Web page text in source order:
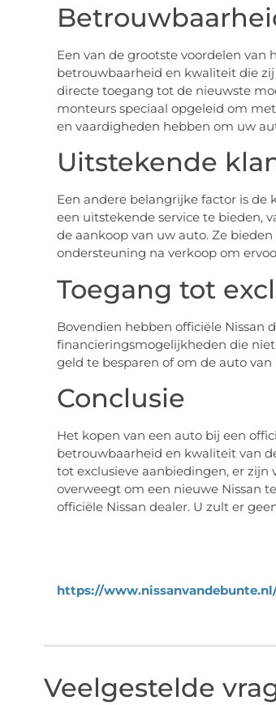
Een van de grootste voordelen van
betrouwbaarheid en kwaliteit die zij
directe toegang tot de nieuwste
monteurs speciaal opgeleid om
en vaardigheden hebben om uw
Uitstekende
Een andere belangrijke factor is de
een uitstekende service te bieden,
de aankoop van uw auto. Ze
ondersteuning na verkoop om
Toegang tot
Bovendien hebben officiële Nissan
financieringsmogelijkheden die
geld te besparen of om de auto
Conclusie
Het kopen van een auto bij een
betrouwbaarheid en kwaliteit van
tot exclusieve aanbiedingen, er zijn
overweegt om een nieuwe Nissan
officiële Nissan dealer. U zult er
https://
Veelgestelde